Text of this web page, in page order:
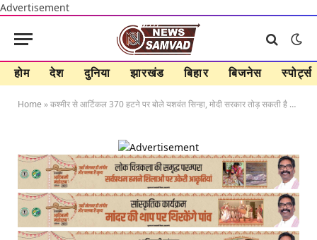
Advertisement
होम देश दुनिया झारखंड बिहार बिजनेस स्पोर्ट्स
Home »कश्मीर से आर्टिकल 370 हटने पर बोले यशवंत सिन्हा, मोदी सरकार तोड़ सकती है राजीव का रिकॉर्ड